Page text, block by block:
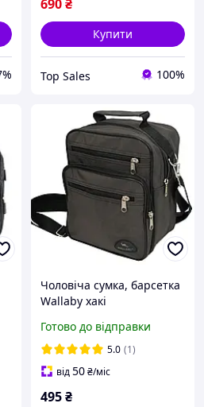
690₴
Купити
Top Sales 100%
Чоловіча сумка, барсетка
Wallaby хакі
Готово до відправки
5.0 (1)
від50₴/міс
495₴